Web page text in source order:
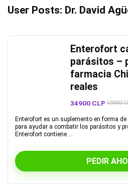
User Posts: Dr. David
Enterofort
parásitos –
farmacia
reales
34900 CLP 69800
Enterofort es un suplemento en forma
para ayudar a combatir los parásitos y
Enterofort contiene ...
PEDIR